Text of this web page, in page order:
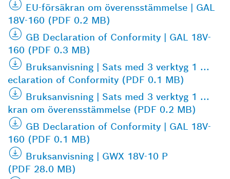
EU-försäkran om överensstämmelse | GAL
18V-160 (PDF 0.2 MB)
GB Declaration of Conformity | GAL 18V-
160 (PDF 0.3 MB)
Bruksanvisning | Sats med 3 verktyg 1 ...
eclaration of Conformity (PDF 0.1 MB)
Bruksanvisning | Sats med 3 verktyg 1 ...
kran om överensstämmelse (PDF 0.2 MB)
GB Declaration of Conformity | GAL 18V-
160 (PDF 0.1 MB)
Bruksanvisning | GWX 18V-10 P
(PDF 28.0 MB)